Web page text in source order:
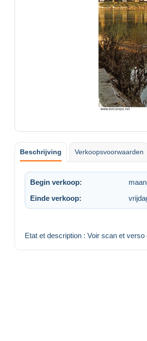
Beschrijving Verkoopsvoorwaarden
Begin verkoop:
Einde verkoop:
Etat et description : Voir scan et